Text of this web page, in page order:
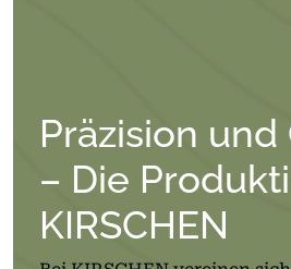
Präzision
– Die
KIRSCHEN